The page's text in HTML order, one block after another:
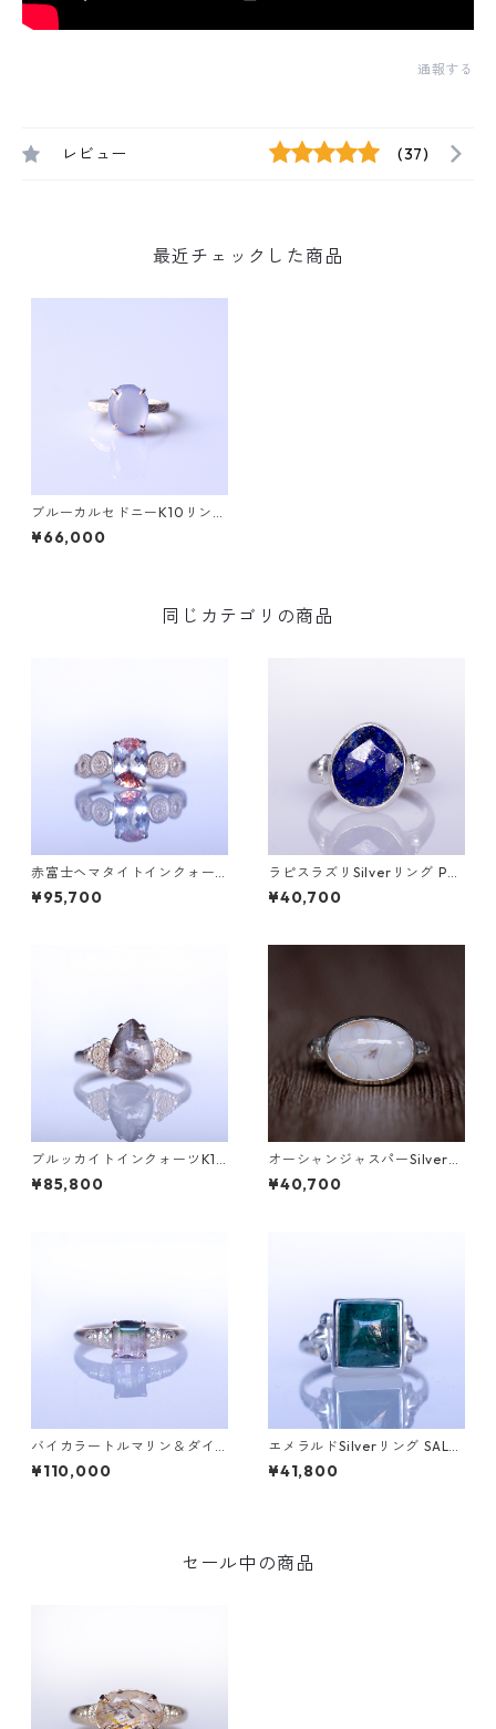
通報する
レビュー (37)
最近チェックした商品
ブルーカルセドニーK10リング
GRADINA(グラディナ)
¥66,000
同じカテゴリの商品
赤富士ヘマタイトインクォー
ツK10リング DAHMA(ダーマ)
[D052]
¥95,700
ラピスラズリSilverリング PA
O(パオ）[P002]
¥40,700
ブルッカイトインクォーツK10
リング MALWA (マルワ)[M24
4]
¥85,800
オーシャンジャスパーSilverリ
ング EPA(エパ）[E001]
¥40,700
バイカラートルマリン＆ダイ
ヤK10リング FATA(ファタ）[F
016]
¥110,000
エメラルドSilverリング SALG
A(サルガ）[S005]
¥41,800
セール中の商品